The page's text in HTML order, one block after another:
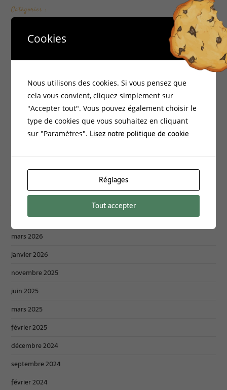
Catégories :
Accueil
Bio-Environnement
Documentation
Energies Vitales
Habitat Santé
Philosophie
mars 2026
janvier 2026
novembre 2025
juin 2025
mars 2025
février 2025
décembre 2024
septembre 2024
février 2024
Cookies
Nous utilisons des cookies. Si vous pensez que
cela vous convient, cliquez simplement sur
"Accepter tout". Vous pouvez également choisir le
type de cookies que vous souhaitez en cliquant
sur "Paramètres". Lisez notre politique de cookie
Réglages
Tout accepter